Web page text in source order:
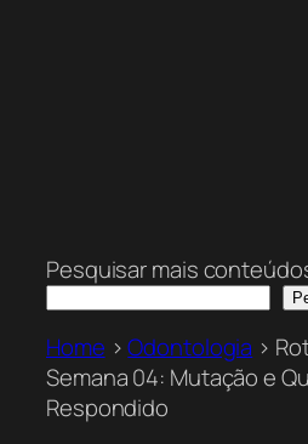
Pesquisar mais
Home >Odontologia >
Semana 04: Mutação e
Respondido